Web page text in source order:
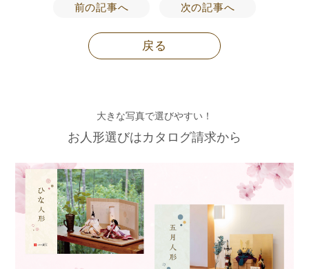
前の記事へ 次の記事へ
戻る
大きな写真で選びやすい！
お人形選びはカタログ請求から